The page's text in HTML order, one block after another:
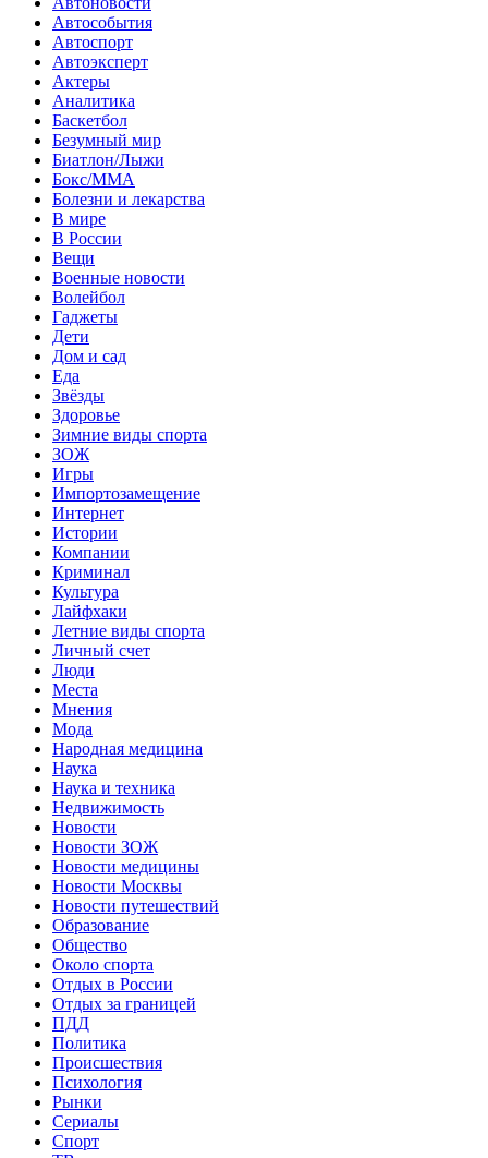
Автособытия
Автоспорт
Автоэксперт
Актеры
Аналитика
Баскетбол
Безумный мир
Биатлон/Лыжи
Бокс/MMA
Болезни и лекарства
В мире
В России
Вещи
Военные новости
Волейбол
Гаджеты
Дети
Дом и сад
Еда
Звёзды
Здоровье
Зимние виды спорта
ЗОЖ
Игры
Импортозамещение
Интернет
Истории
Компании
Криминал
Культура
Лайфхаки
Летние виды спорта
Личный счет
Люди
Места
Мнения
Мода
Народная медицина
Наука
Наука и техника
Недвижимость
Новости
Новости ЗОЖ
Новости медицины
Новости Москвы
Новости путешествий
Образование
Общество
Около спорта
Отдых в России
Отдых за границей
ПДД
Политика
Происшествия
Психология
Рынки
Сериалы
Спорт